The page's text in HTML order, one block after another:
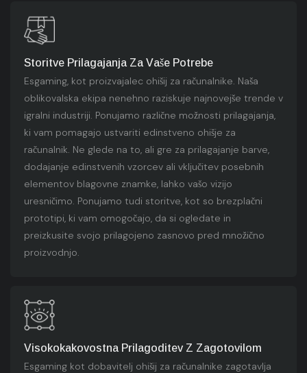
Storitve Prilagajanja Za Vaše Potrebe
Esgaming, kot proizvajalec ohišij za računalnike. Naša
oblikovalska ekipa nenehno raziskuje najnovejše trende v
igralni industriji. Ponujamo različne možnosti prilagajanja,
ki vam pomagajo ustvariti edinstveno ohišje za
računalnik. Ne glede na to, ali gre za prilagajanje barve,
dodajanje edinstvenih vzorcev ali vključitev posebnih
elementov blagovne znamke, lahko vašo vizijo
uresničimo. Ponujamo tudi storitve, kot so brezplačni
prototipi, ki vam omogočajo, da si ogledate in
preizkusite svojo prilagojeno zasnovo pred množično
proizvodnjo.
Visokokakovostna Prilagoditev Z Zagotovilom
Esgaming kot dobavitelj ohišij za računalnike zagotavlja